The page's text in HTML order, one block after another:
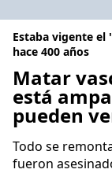
Estaba vigente el
hace 400 años
Matar
está
pueden
Todo se
fueron